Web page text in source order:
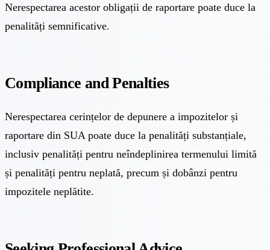
Nerespectarea acestor obligații de raportare poate duce la
penalități semnificative.
Compliance and Penalties
Nerespectarea cerințelor de depunere a impozitelor și
raportare din SUA poate duce la penalități substanțiale,
inclusiv penalități pentru neîndeplinirea termenului limită
și penalități pentru neplată, precum și dobânzi pentru
impozitele neplătite.